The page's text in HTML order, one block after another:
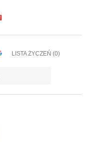
LISTA ŻYCZEŃ (0)